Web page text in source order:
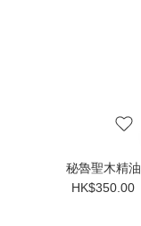
秘魯聖木精油
HK$350.00